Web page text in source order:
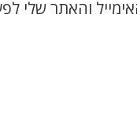
והאתר שלי